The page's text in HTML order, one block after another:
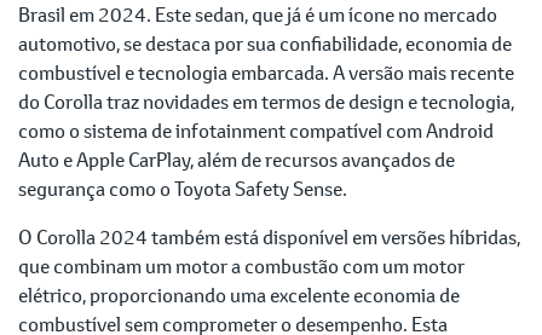
Brasil em 2024. Este sedan, que já é um ícone no mercado
automotivo, se destaca por sua confiabilidade, economia de
combustível e tecnologia embarcada. A versão mais recente
do Corolla traz novidades em termos de design e tecnologia,
como o sistema de infotainment compatível com Android
Auto e Apple CarPlay, além de recursos avançados de
segurança como o Toyota Safety Sense.
O Corolla 2024 também está disponível em versões híbridas,
que combinam um motor a combustão com um motor
elétrico, proporcionando uma excelente economia de
combustível sem comprometer o desempenho. Esta